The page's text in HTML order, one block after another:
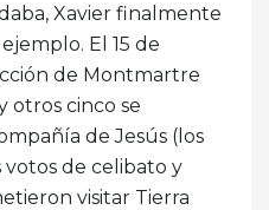
Xavier finalmente
El 15 de
de Montmartre
otros cinco se
de Jesús (los
votos de celibato y
visitar Tierra